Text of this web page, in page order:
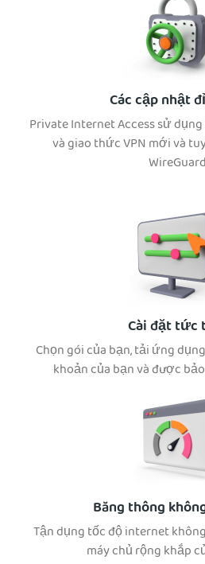
Các cập nhật
Private Internet Access sử
và giao thức VPN mới và
Cài đặt tức
Chọn gói của bạn, tải ứng
khoản của bạn và được
Băng thông
Tận dụng tốc độ internet
máy chủ rộng khắp